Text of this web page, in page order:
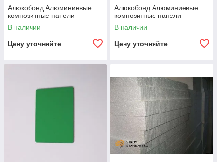
Алюкобонд Алюминиевые
композитные панели
В наличии
Цену уточняйте
Алюкобонд Алюминиевые
композитные панели
В наличии
Цену уточняйте